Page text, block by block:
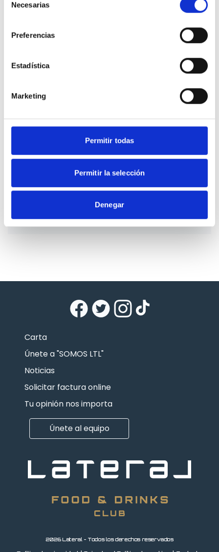
Necesarias
Preferencias
Estadística
Marketing
Permitir todas
Permitir la selección
Denegar
Santa Ana ( Madrid)
Dreamcatcher es un libro de artista cíclico que
Carta
Únete a "SOMOS LTL"
Noticias
Solicitar factura online
Tu opinión nos importa
Únete al equipo
2026 Lateral - Todos los derechos reservados